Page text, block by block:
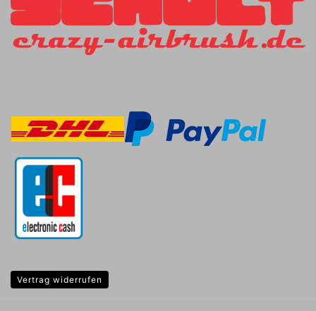
Vertrag widerrufen